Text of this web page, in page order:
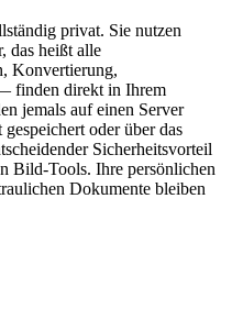
privat. Sie nutzen
das heißt alle
Konvertierung,
finden direkt in Ihrem
jemals auf einen Server
oder über das
Sicherheitsvorteil
Bild-Tools. Ihre persönlichen
Dokumente bleiben